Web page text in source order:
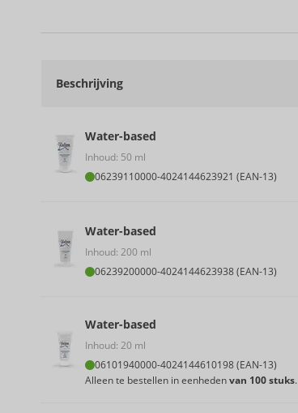
Beschrijving
Water-based
Inhoud: 50 ml
06239110000-4024144623921 (EAN-13)
Water-based
Inhoud: 200 ml
06239200000-4024144623938 (EAN-13)
Water-based
Inhoud: 20 ml
06101940000-4024144610198 (EAN-13)
Alleen te bestellen in eenhedenvan 100 stuks.